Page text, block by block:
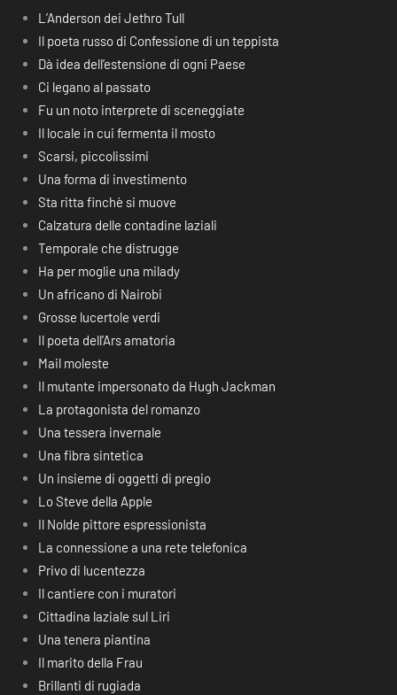
L’Anderson dei Jethro Tull
Il poeta russo di Confessione di un teppista
Dà idea dell’estensione di ogni Paese
Ci legano al passato
Fu un noto interprete di sceneggiate
Il locale in cui fermenta il mosto
Scarsi, piccolissimi
Una forma di investimento
Sta ritta finchè si muove
Calzatura delle contadine laziali
Temporale che distrugge
Ha per moglie una milady
Un africano di Nairobi
Grosse lucertole verdi
Il poeta dell’Ars amatoria
Mail moleste
Il mutante impersonato da Hugh Jackman
La protagonista del romanzo
Una tessera invernale
Una fibra sintetica
Un insieme di oggetti di pregio
Lo Steve della Apple
Il Nolde pittore espressionista
La connessione a una rete telefonica
Privo di lucentezza
Il cantiere con i muratori
Cittadina laziale sul Liri
Una tenera piantina
Il marito della Frau
Brillanti di rugiada